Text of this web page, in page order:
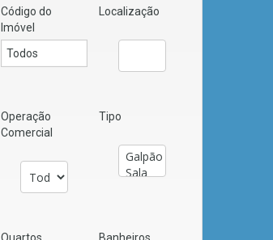
Código do
Imóvel
Localização
Operação
Comercial
Tipo